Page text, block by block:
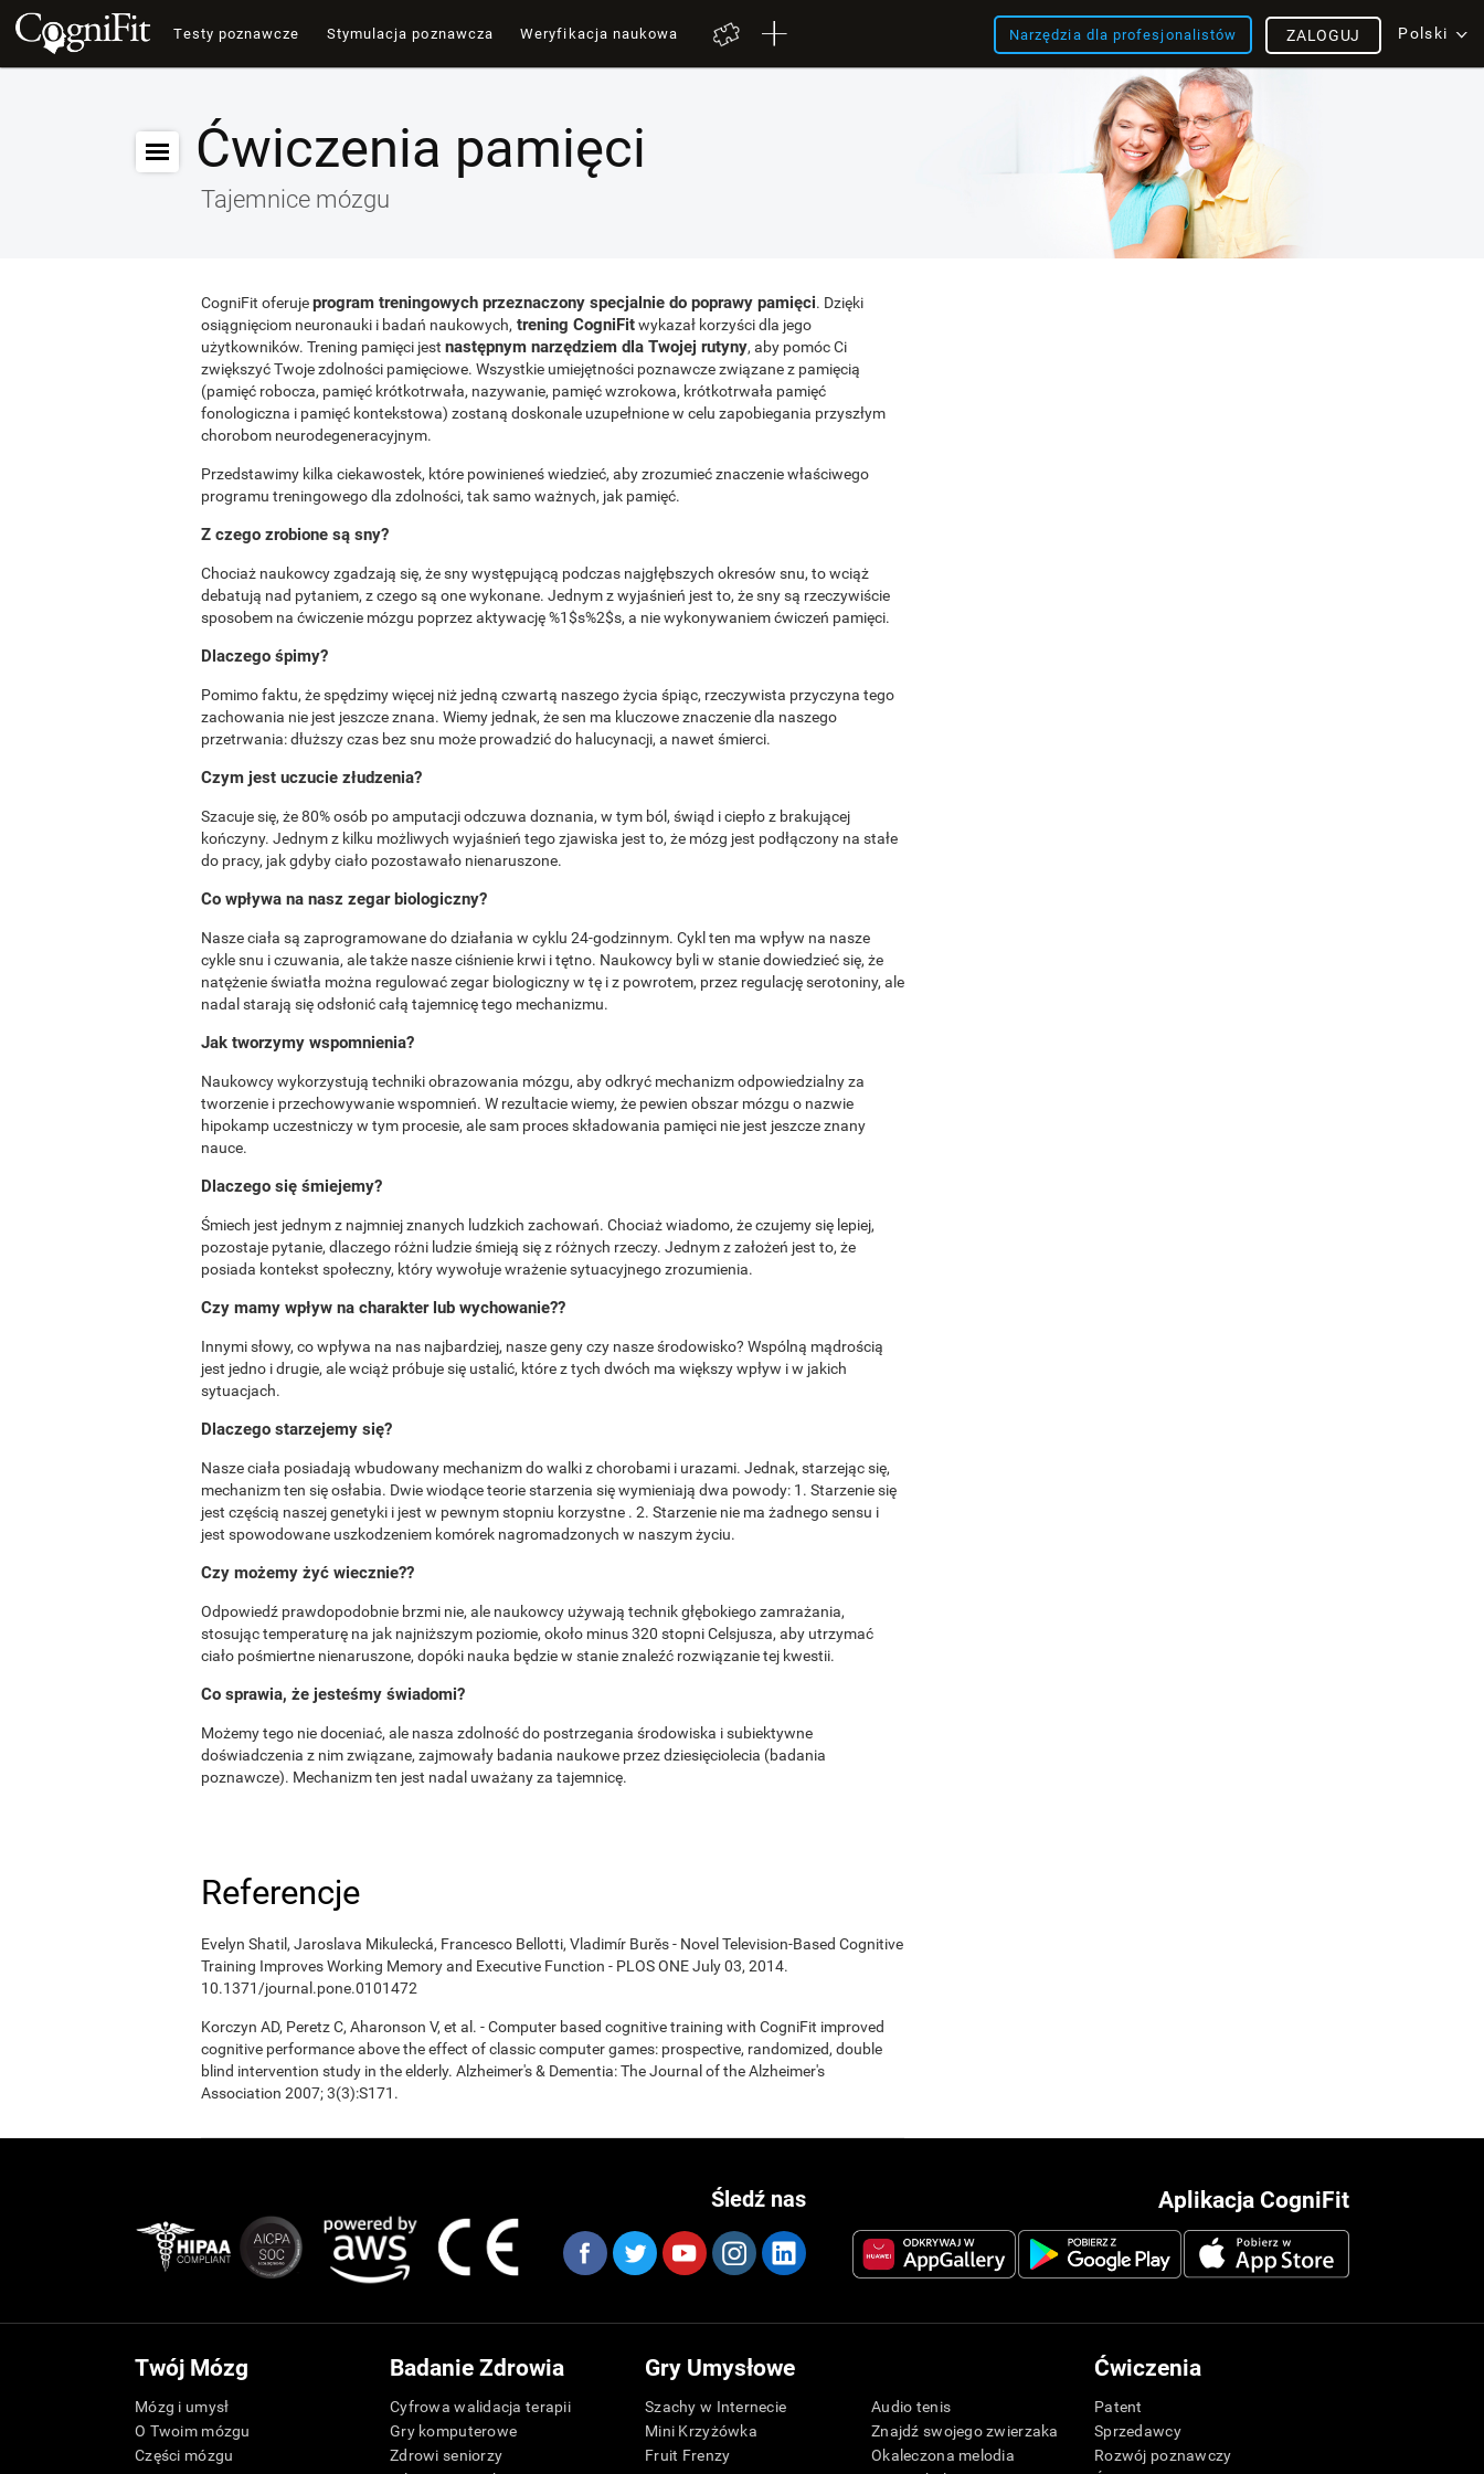
Testy poznawcze Stymulacja poznawcza Weryfikacja naukowa Narzędzia dla profesjonalistów Polski
ZALOGUJ
Ćwiczenia pamięci
Tajemnice mózgu
CogniFit oferujeprogram treningowych przeznaczony specjalnie do poprawy pamięci. Dzięki
osiągnięciom neuronauki i badań naukowych, trening CogniFitwykazał korzyści dla jego
użytkowników. Trening pamięci jest następnym narzędziem dla Twojej rutyny, aby pomóc Ci
zwiększyć Twoje zdolności pamięciowe. Wszystkie umiejętności poznawcze związane z pamięcią
(pamięć robocza, pamięć krótkotrwała, nazywanie, pamięć wzrokowa, krótkotrwała pamięć
fonologiczna i pamięć kontekstowa) zostaną doskonale uzupełnione w celu zapobiegania przyszłym
chorobom neurodegeneracyjnym.
Przedstawimy kilka ciekawostek, które powinieneś wiedzieć, aby zrozumieć znaczenie właściwego
programu treningowego dla zdolności, tak samo ważnych, jak pamięć.
Z czego zrobione są sny?
Chociaż naukowcy zgadzają się, że sny występującą podczas najgłębszych okresów snu, to wciąż
debatują nad pytaniem, z czego są one wykonane. Jednym z wyjaśnień jest to, że sny są rzeczywiście
sposobem na ćwiczenie mózgu poprzez aktywację %1$s%2$s, a nie wykonywaniem ćwiczeń pamięci.
Dlaczego śpimy?
Pomimo faktu, że spędzimy więcej niż jedną czwartą naszego życia śpiąc, rzeczywista przyczyna tego
zachowania nie jest jeszcze znana. Wiemy jednak, że sen ma kluczowe znaczenie dla naszego
przetrwania: dłuższy czas bez snu może prowadzić do halucynacji, a nawet śmierci.
Czym jest uczucie złudzenia?
Szacuje się, że 80% osób po amputacji odczuwa doznania, w tym ból, świąd i ciepło z brakującej
kończyny. Jednym z kilku możliwych wyjaśnień tego zjawiska jest to, że mózg jest podłączony na stałe
do pracy, jak gdyby ciało pozostawało nienaruszone.
Co wpływa na nasz zegar biologiczny?
Nasze ciała są zaprogramowane do działania w cyklu 24-godzinnym. Cykl ten ma wpływ na nasze
cykle snu i czuwania, ale także nasze ciśnienie krwi i tętno. Naukowcy byli w stanie dowiedzieć się, że
natężenie światła można regulować zegar biologiczny w tę i z powrotem, przez regulację serotoniny, ale
nadal starają się odsłonić całą tajemnicę tego mechanizmu.
Jak tworzymy wspomnienia?
Naukowcy wykorzystują techniki obrazowania mózgu, aby odkryć mechanizm odpowiedzialny za
tworzenie i przechowywanie wspomnień. W rezultacie wiemy, że pewien obszar mózgu o nazwie
hipokamp uczestniczy w tym procesie, ale sam proces składowania pamięci nie jest jeszcze znany
nauce.
Dlaczego się śmiejemy?
Śmiech jest jednym z najmniej znanych ludzkich zachowań. Chociaż wiadomo, że czujemy się lepiej,
pozostaje pytanie, dlaczego różni ludzie śmieją się z różnych rzeczy. Jednym z założeń jest to, że
posiada kontekst społeczny, który wywołuje wrażenie sytuacyjnego zrozumienia.
Czy mamy wpływ na charakter lub wychowanie??
Innymi słowy, co wpływa na nas najbardziej, nasze geny czy nasze środowisko? Wspólną mądrością
jest jedno i drugie, ale wciąż próbuje się ustalić, które z tych dwóch ma większy wpływ i w jakich
sytuacjach.
Dlaczego starzejemy się?
Nasze ciała posiadają wbudowany mechanizm do walki z chorobami i urazami. Jednak, starzejąc się,
mechanizm ten się osłabia. Dwie wiodące teorie starzenia się wymieniają dwa powody: 1. Starzenie się
jest częścią naszej genetyki i jest w pewnym stopniu korzystne . 2. Starzenie nie ma żadnego sensu i
jest spowodowane uszkodzeniem komórek nagromadzonych w naszym życiu.
Czy możemy żyć wiecznie??
Odpowiedź prawdopodobnie brzmi nie, ale naukowcy używają technik głębokiego zamrażania,
stosując temperaturę na jak najniższym poziomie, około minus 320 stopni Celsjusza, aby utrzymać
ciało pośmiertne nienaruszone, dopóki nauka będzie w stanie znaleźć rozwiązanie tej kwestii.
Co sprawia, że jesteśmy świadomi?
Możemy tego nie doceniać, ale nasza zdolność do postrzegania środowiska i subiektywne
doświadczenia z nim związane, zajmowały badania naukowe przez dziesięciolecia (badania
poznawcze). Mechanizm ten jest nadal uważany za tajemnicę.
Referencje
Evelyn Shatil, Jaroslava Mikulecká, Francesco Bellotti, Vladimír Burěs - Novel Television-Based Cognitive
Training Improves Working Memory and Executive Function - PLOS ONE July 03, 2014.
10.1371/journal.pone.0101472
Korczyn AD, Peretz C, Aharonson V, et al. - Computer based cognitive training with CogniFit improved
cognitive performance above the effect of classic computer games: prospective, randomized, double
blind intervention study in the elderly. Alzheimer's & Dementia: The Journal of the Alzheimer's
Association 2007; 3(3):S171.
Aplikacja CogniFit
Śledź nas
Twój Mózg
Mózg i umysł
O Twoim mózgu
Części mózgu
Badanie Zdrowia
Cyfrowa walidacja terapii
Gry komputerowe
Zdrowi seniorzy
Gry Umysłowe
Szachy w Internecie
Mini Krzyżówka
Fruit Frenzy
Audio tenis
Znajdź swojego zwierzaka
Okaleczona melodia
Ćwiczenia
Patent
Sprzedawcy
Rozwój poznawczy